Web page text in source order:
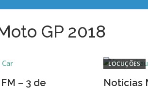
GP 2018
– 3 de
LOCUÇÕES
Notícias